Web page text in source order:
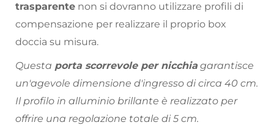
trasparente non si dovranno utilizzare profili di
compensazione per realizzare il proprio box
doccia su misura.
Questa porta scorrevole per nicchia garantisce
un'agevole dimensione d'ingresso di circa 40 cm.
Il profilo in alluminio brillante è realizzato per
offrire una regolazione totale di 5 cm.